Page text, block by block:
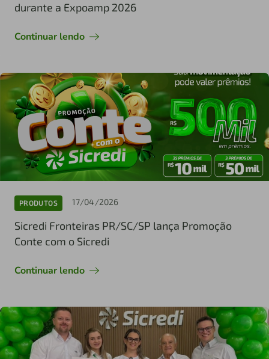
durante a Expoamp 2026
Continuar lendo
PRODUTOS 17/04/2026
Sicredi Fronteiras PR/SC/SP lança Promoção
Conte com o Sicredi
Continuar lendo